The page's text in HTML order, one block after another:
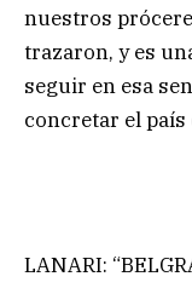
nuestros
trazaron, y es
seguir en esa
concretar el país
LANARI: